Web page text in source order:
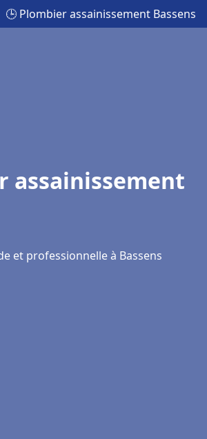
🕒 Plombier assainissement Bassens
assainissement
et professionnelle à Bassens